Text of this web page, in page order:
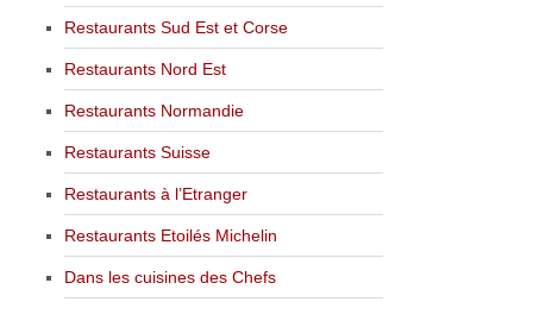
Restaurants Sud Est et Corse
Restaurants Nord Est
Restaurants Normandie
Restaurants Suisse
Restaurants à l’Etranger
Restaurants Etoilés Michelin
Dans les cuisines des Chefs